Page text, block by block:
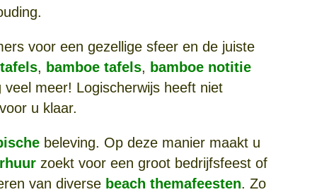
voor een gezellige sfeer en de juiste
, bamboe tafels, bamboe notitie
veel meer! Logischerwijs heeft niet
u klaar.
beleving. Op deze manier maakt u
zoekt voor een groot bedrijfsfeest of
van diverse beach themafeesten. Zo